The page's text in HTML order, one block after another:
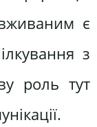
є
з
роль тут